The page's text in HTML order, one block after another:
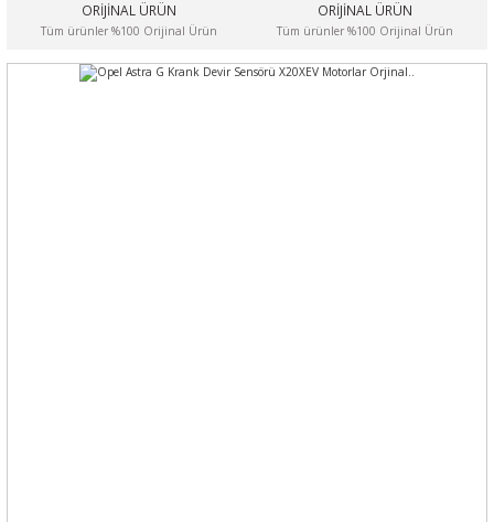
ORİJİNAL ÜRÜN
Tüm ürünler %100 Orijinal Ürün
ORİJİNAL ÜRÜN
Tüm ürünler %100 Orijinal Ürün